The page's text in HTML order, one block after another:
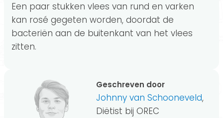
Een paar stukken vlees van rund en varken
kan rosé gegeten worden, doordat de
bacteriën aan de buitenkant van het vlees
zitten.
Geschreven door
Johnny van Schooneveld,
Diëtist bij OREC